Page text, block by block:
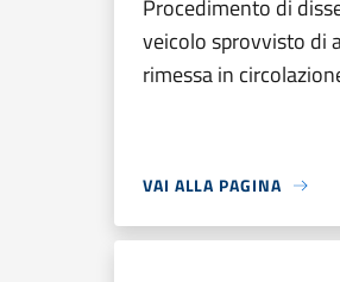
Procedimento di
veicolo sprovvisto di
rimessa in
VAI ALLA PAGINA